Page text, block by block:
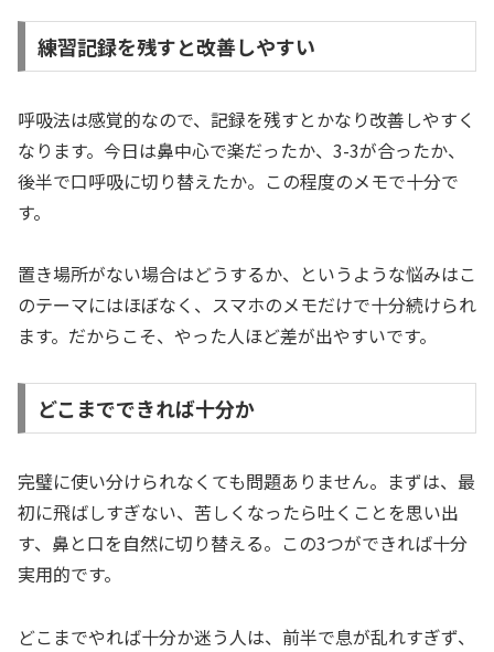
練習記録を残すと改善しやすい
呼吸法は感覚的なので、記録を残すとかなり改善しやすく
なります。今日は鼻中心で楽だったか、3-3が合ったか、
後半で口呼吸に切り替えたか。この程度のメモで十分で
す。
置き場所がない場合はどうするか、というような悩みはこ
のテーマにはほぼなく、スマホのメモだけで十分続けられ
ます。だからこそ、やった人ほど差が出やすいです。
どこまでできれば十分か
完璧に使い分けられなくても問題ありません。まずは、最
初に飛ばしすぎない、苦しくなったら吐くことを思い出
す、鼻と口を自然に切り替える。この3つができれば十分
実用的です。
どこまでやれば十分か迷う人は、前半で息が乱れすぎず、